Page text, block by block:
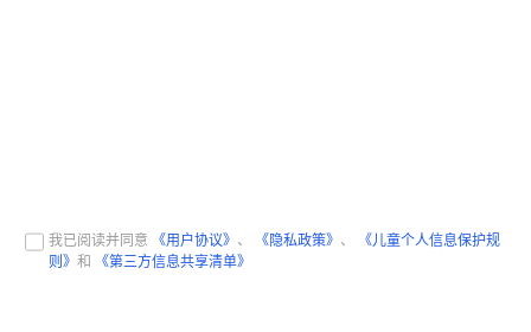
我已阅读并同意 《用户协议》 、 《隐私政策》 、
《儿童个人信息保护规
则》和 《第三方信息共享清单》